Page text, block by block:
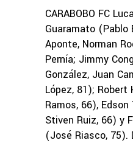
CARABOBO FC
Guaramato (Pablo
Aponte, Norman
Pernía; Jimmy
González, Juan
López, 81); Robert
Ramos, 66),
Stiven Ruiz, 66) y
(José Riasco, 75).